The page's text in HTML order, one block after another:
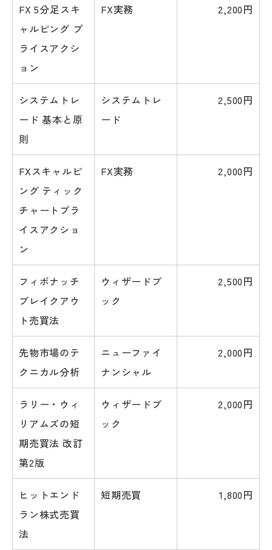
FX 5分足スキ
ャルピング プ
ライスアクシ
ョン
FX実務 2,200円
システムトレ
ード 基本と原
則
システムトレ
ード
2,500円
FXスキャルピ
ング ティック
チャートプラ
イスアクショ
ン
FX実務 2,000円
フィボナッチ
ブレイクアウ
ト売買法
ウィザードブ
ック
2,500円
先物市場のテ
クニカル分析
ニューファイ
ナンシャル
2,000円
ラリー・ウィ
リアムズの短
期売買法 改訂
第2版
ウィザードブ
ック
2,000円
ヒットエンド
ラン株式売買
法
短期売買 1,800円